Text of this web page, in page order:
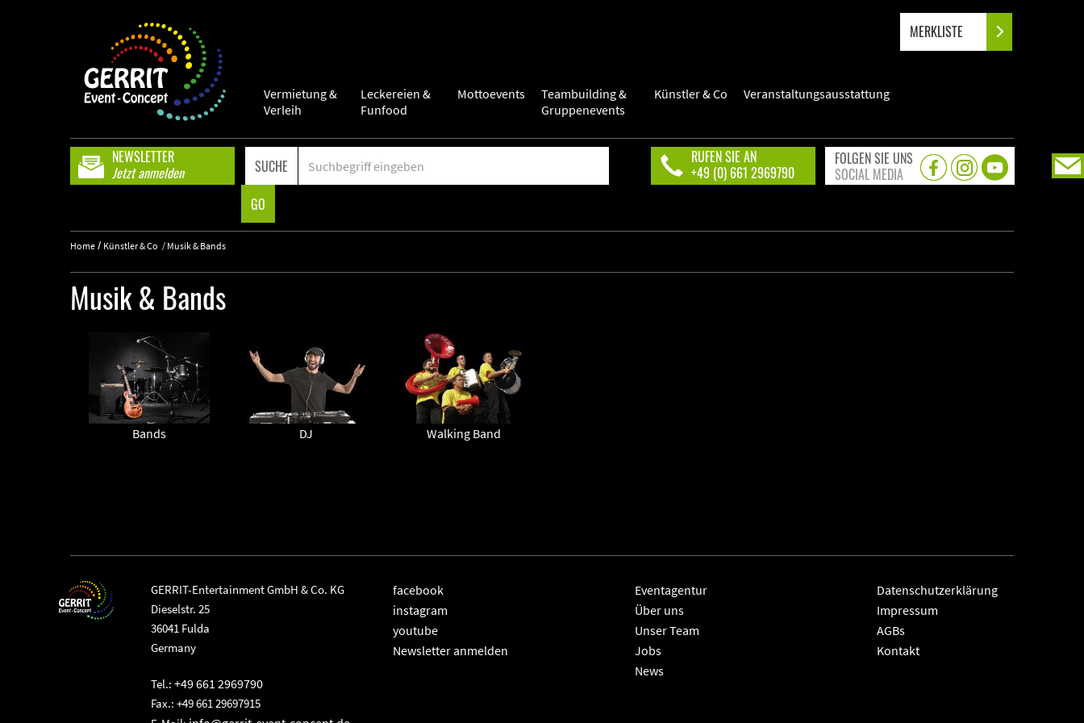
Vermietung &
Verleih
Leckereien &
Funfood
Mottoevents
Teambuilding &
Gruppenevents
Künstler & Co Veranstaltungsausstattung
MERKLISTE
NEWSLETTER
Jetzt anmelden
SUCHE
GO
RUFEN SIE AN
+49 (0) 661 2969790
FOLGEN SIE UNS
SOCIAL MEDIA
Home / Künstler & Co / Musik & Bands
Musik & Bands
Bands DJ Walking Band
GERRIT-Entertainment GmbH & Co. KG
Dieselstr. 25
36041 Fulda
Germany
Tel.: +49 661 2969790
Fax.: +49 661 29697915
facebook
instagram
youtube
Newsletter anmelden
Eventagentur
Über uns
Unser Team
Jobs
News
Datenschutzerklärung
Impressum
AGBs
Kontakt